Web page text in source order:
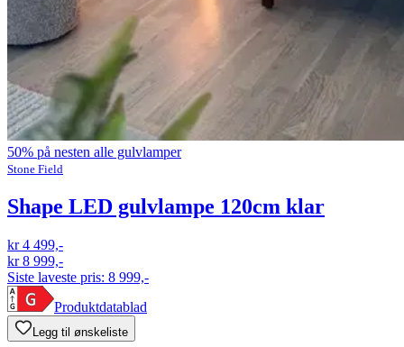
50% på nesten alle gulvlamper
Stone Field
Shape LED gulvlampe 120cm klar
kr 4 499,-
kr 8 999,-
Siste laveste pris: 8 999,-
Produktdatablad
Legg til ønskeliste